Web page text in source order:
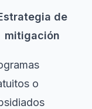
de
mitigación
o